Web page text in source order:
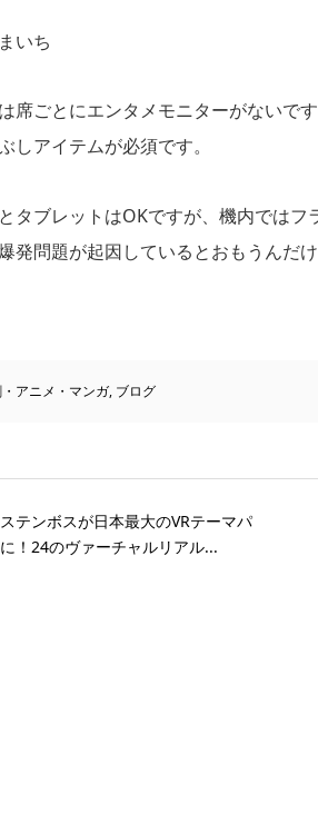
席ごとにエンタメモニターがないで
しアイテムが必須です。
タブレットはOKですが、機内では
発問題が起因しているとおもうんだ
アニメ・マンガ, ブログ
テンボスが日本最大のVRテーマパ
！24のヴァーチャルリアル...